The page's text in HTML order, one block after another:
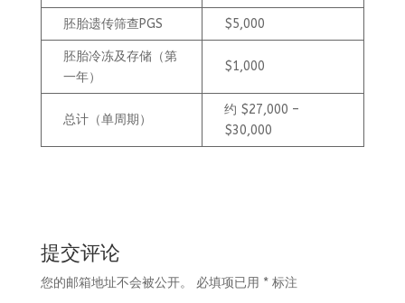
胚胎遗传筛查PGS $5,000
胚胎冷冻及存储（第
一年）
$1,000
总计（单周期）
约 $27,000 –
$30,000
提交评论
您的邮箱地址不会被公开。 必填项已用 *标注